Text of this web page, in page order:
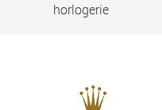
horlogerie